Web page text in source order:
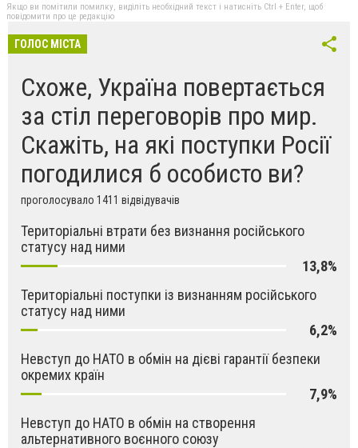
Якщо ви помітили помилку, виділіть необхідний текст і натисніть Ctrl + Enter, щоб
повідомити про це редакцію
ГОЛОС МІСТА
Схоже, Україна повертається
за стіл переговорів про мир.
Скажіть, на які поступки Росії
погодилися б особисто ви?
проголосувало 1411 відвідувачів
Територіальні втрати без визнання російського
статусу над ними
13,8%
Територіальні поступки із визнанням російського
статусу над ними
6,2%
Невступ до НАТО в обмін на дієві гарантії безпеки
окремих країн
7,9%
Невступ до НАТО в обмін на створення
альтернативного воєнного союзу